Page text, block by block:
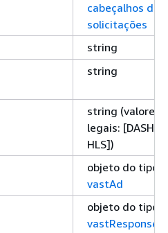
cabeçalhos de
solicitações
string
string
string (valores
legais: [DASH,
HLS])
objeto do tipo
vastAd
objeto do tipo
vastResponse